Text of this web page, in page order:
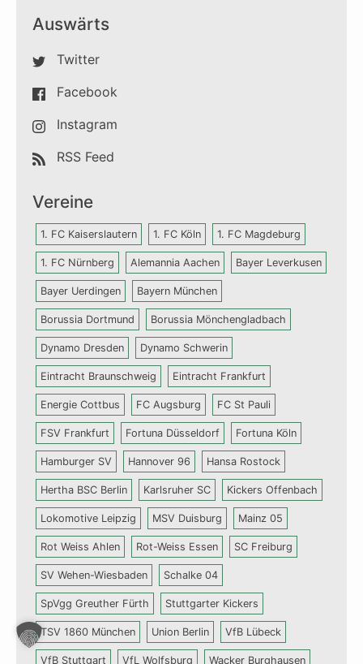
Auswärts
Twitter
Facebook
Instagram
RSS Feed
Vereine
1. FC Kaiserslautern 1. FC Köln 1. FC Magdeburg
1. FC Nürnberg Alemannia Aachen Bayer Leverkusen
Bayer Uerdingen Bayern München
Borussia Dortmund Borussia Mönchengladbach
Dynamo Dresden Dynamo Schwerin
Eintracht Braunschweig Eintracht Frankfurt
Energie Cottbus FC Augsburg FC St Pauli
FSV Frankfurt Fortuna Düsseldorf Fortuna Köln
Hamburger SV Hannover 96 Hansa Rostock
Hertha BSC Berlin Karlsruher SC Kickers Offenbach
Lokomotive Leipzig MSV Duisburg Mainz 05
Rot Weiss Ahlen Rot-Weiss Essen SC Freiburg
SV Wehen-Wiesbaden Schalke 04
SpVgg Greuther Fürth Stuttgarter Kickers
TSV 1860 München Union Berlin VfB Lübeck
VfB Stuttgart VfL Wolfsburg Wacker Burghausen